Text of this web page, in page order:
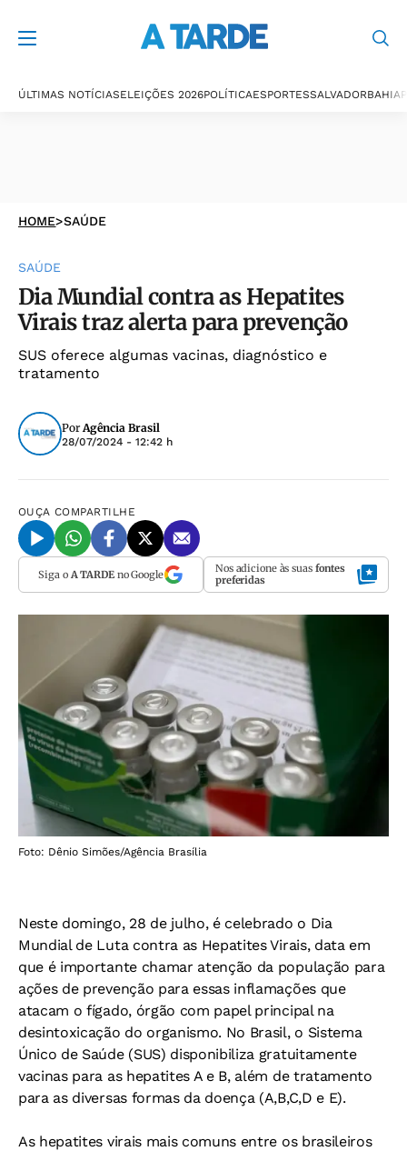
ÚLTIMAS NOTÍCIASELEIÇÕES 2026POLÍTICAESPORTESSALVADORBAHIA
HOME>SAÚDE
SAÚDE
Dia Mundial contra as Hepatites
Virais traz alerta para prevenção
SUS oferece algumas vacinas, diagnóstico e
tratamento
PorAgência Brasil
28/07/2024 - 12:42 h
OUÇA COMPARTILHE
Siga o A TARDEno Google Nos adicione às suas fontes
preferidas
Foto: Dênio Simões/Agência Brasília
Neste domingo, 28 de julho, é celebrado o Dia
Mundial de Luta contra as Hepatites Virais, data em
que é importante chamar atenção da população para
ações de prevenção para essas inflamações que
atacam o fígado, órgão com papel principal na
desintoxicação do organismo. No Brasil, o Sistema
Único de Saúde (SUS) disponibiliza gratuitamente
vacinas para as hepatites A e B, além de tratamento
para as diversas formas da doença (A,B,C,D e E).
As hepatites virais mais comuns entre os brasileiros